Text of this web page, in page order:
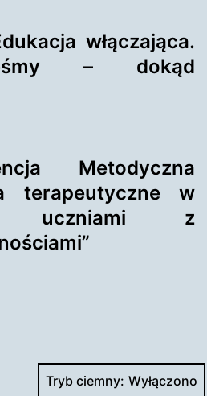
włączająca.
– dokąd
Metodyczna
terapeutyczne w
z
Tryb ciemny: